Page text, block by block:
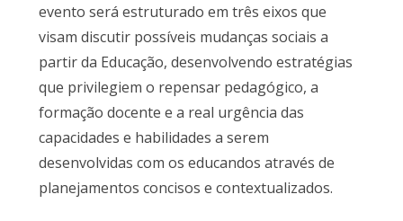
evento será estruturado em três eixos que
visam discutir possíveis mudanças sociais a
partir da Educação, desenvolvendo estratégias
que privilegiem o repensar pedagógico, a
formação docente e a real urgência das
capacidades e habilidades a serem
desenvolvidas com os educandos através de
planejamentos concisos e contextualizados.